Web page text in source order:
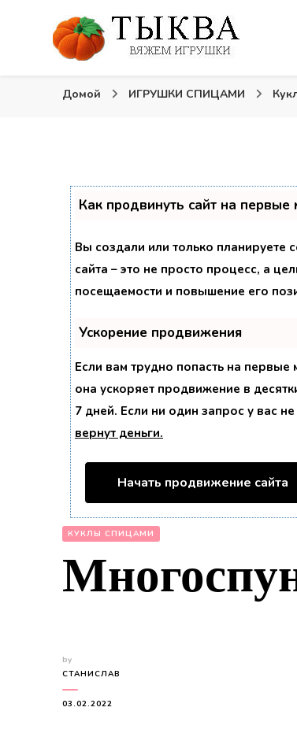
Тыква: Вяжем
Домой ИГРУШКИ СПИЦАМИ
Как продвинуть сайт на первые
Вы создали или только планируете
сайта – это не просто процесс, а
посещаемости и повышение его
Ускорение продвижения
Если вам трудно попасть на первые
она ускоряет продвижение в
7 дней. Если ни один запрос у вас
вернут деньги.
Начать продвижение сайта
КУКЛЫ СПИЦАМИ
by
СТАНИСЛАВ
03.02.2022